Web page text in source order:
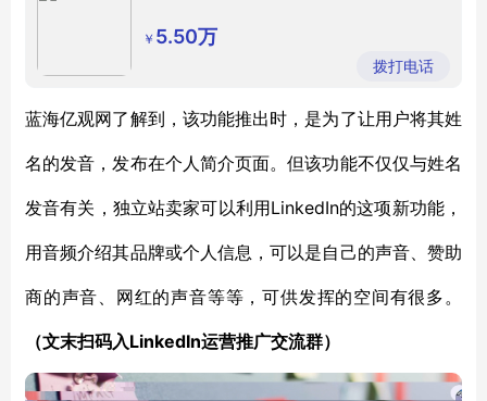
￥ 5.50万
拨打电话
蓝海亿观网了解到，该功能推出时，是为了让用户将其姓
名的发音，发布在个人简介页面。但该功能不仅仅与姓名
发音有关，独立站卖家可以利用 LinkedIn的这项新功能，
用音频介绍其品牌或个人信息，可以是自己的声音、赞助
商的声音、网红的声音等等，可供发挥的空间有很多。
（文末扫码入LinkedIn运营推广交流群）